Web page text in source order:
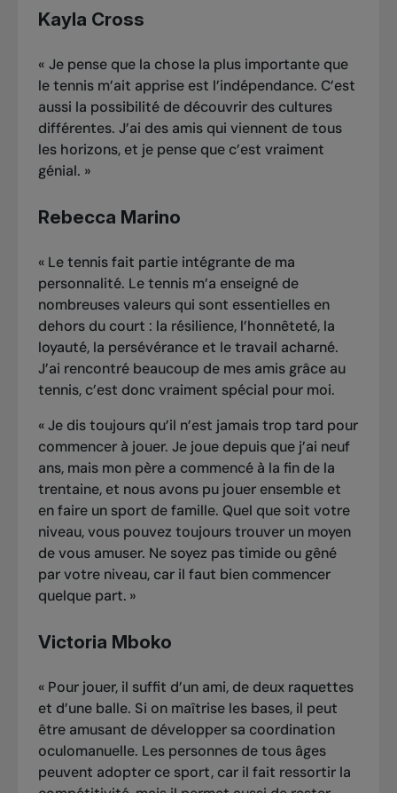
Kayla Cross
« Je pense que la chose la plus importante que
le tennis m’ait apprise est l’indépendance. C’est
aussi la possibilité de découvrir des cultures
différentes. J’ai des amis qui viennent de tous
les horizons, et je pense que c’est vraiment
génial. »
Rebecca Marino
« Le tennis fait partie intégrante de ma
personnalité. Le tennis m’a enseigné de
nombreuses valeurs qui sont essentielles en
dehors du court : la résilience, l’honnêteté, la
loyauté, la persévérance et le travail acharné.
J’ai rencontré beaucoup de mes amis grâce au
tennis, c’est donc vraiment spécial pour moi.
«Je dis toujours qu’il n’est jamais trop tard pour
commencer à jouer. Je joue depuis que j’ai neuf
ans, mais mon père a commencé à la fin de la
trentaine, et nous avons pu jouer ensemble et
en faire un sport de famille. Quel que soit votre
niveau, vous pouvez toujours trouver un moyen
de vous amuser. Ne soyez pas timide ou gêné
par votre niveau, car il faut bien commencer
quelque part. »
Victoria Mboko
« Pour jouer, il suffit d’un ami, de deux raquettes
et d’une balle. Si on maîtrise les bases, il peut
être amusant de développer sa coordination
oculomanuelle. Les personnes de tous âges
peuvent adopter ce sport, car il fait ressortir la